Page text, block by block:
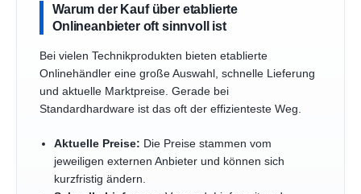
Warum der Kauf über etablierte
Onlineanbieter oft sinnvoll ist
Bei vielen Technikprodukten bieten etablierte
Onlinehändler eine große Auswahl, schnelle Lieferung
und aktuelle Marktpreise. Gerade bei
Standardhardware ist das oft der effizienteste Weg.
Aktuelle Preise: Die Preise stammen vom
jeweiligen externen Anbieter und können sich
kurzfristig ändern.